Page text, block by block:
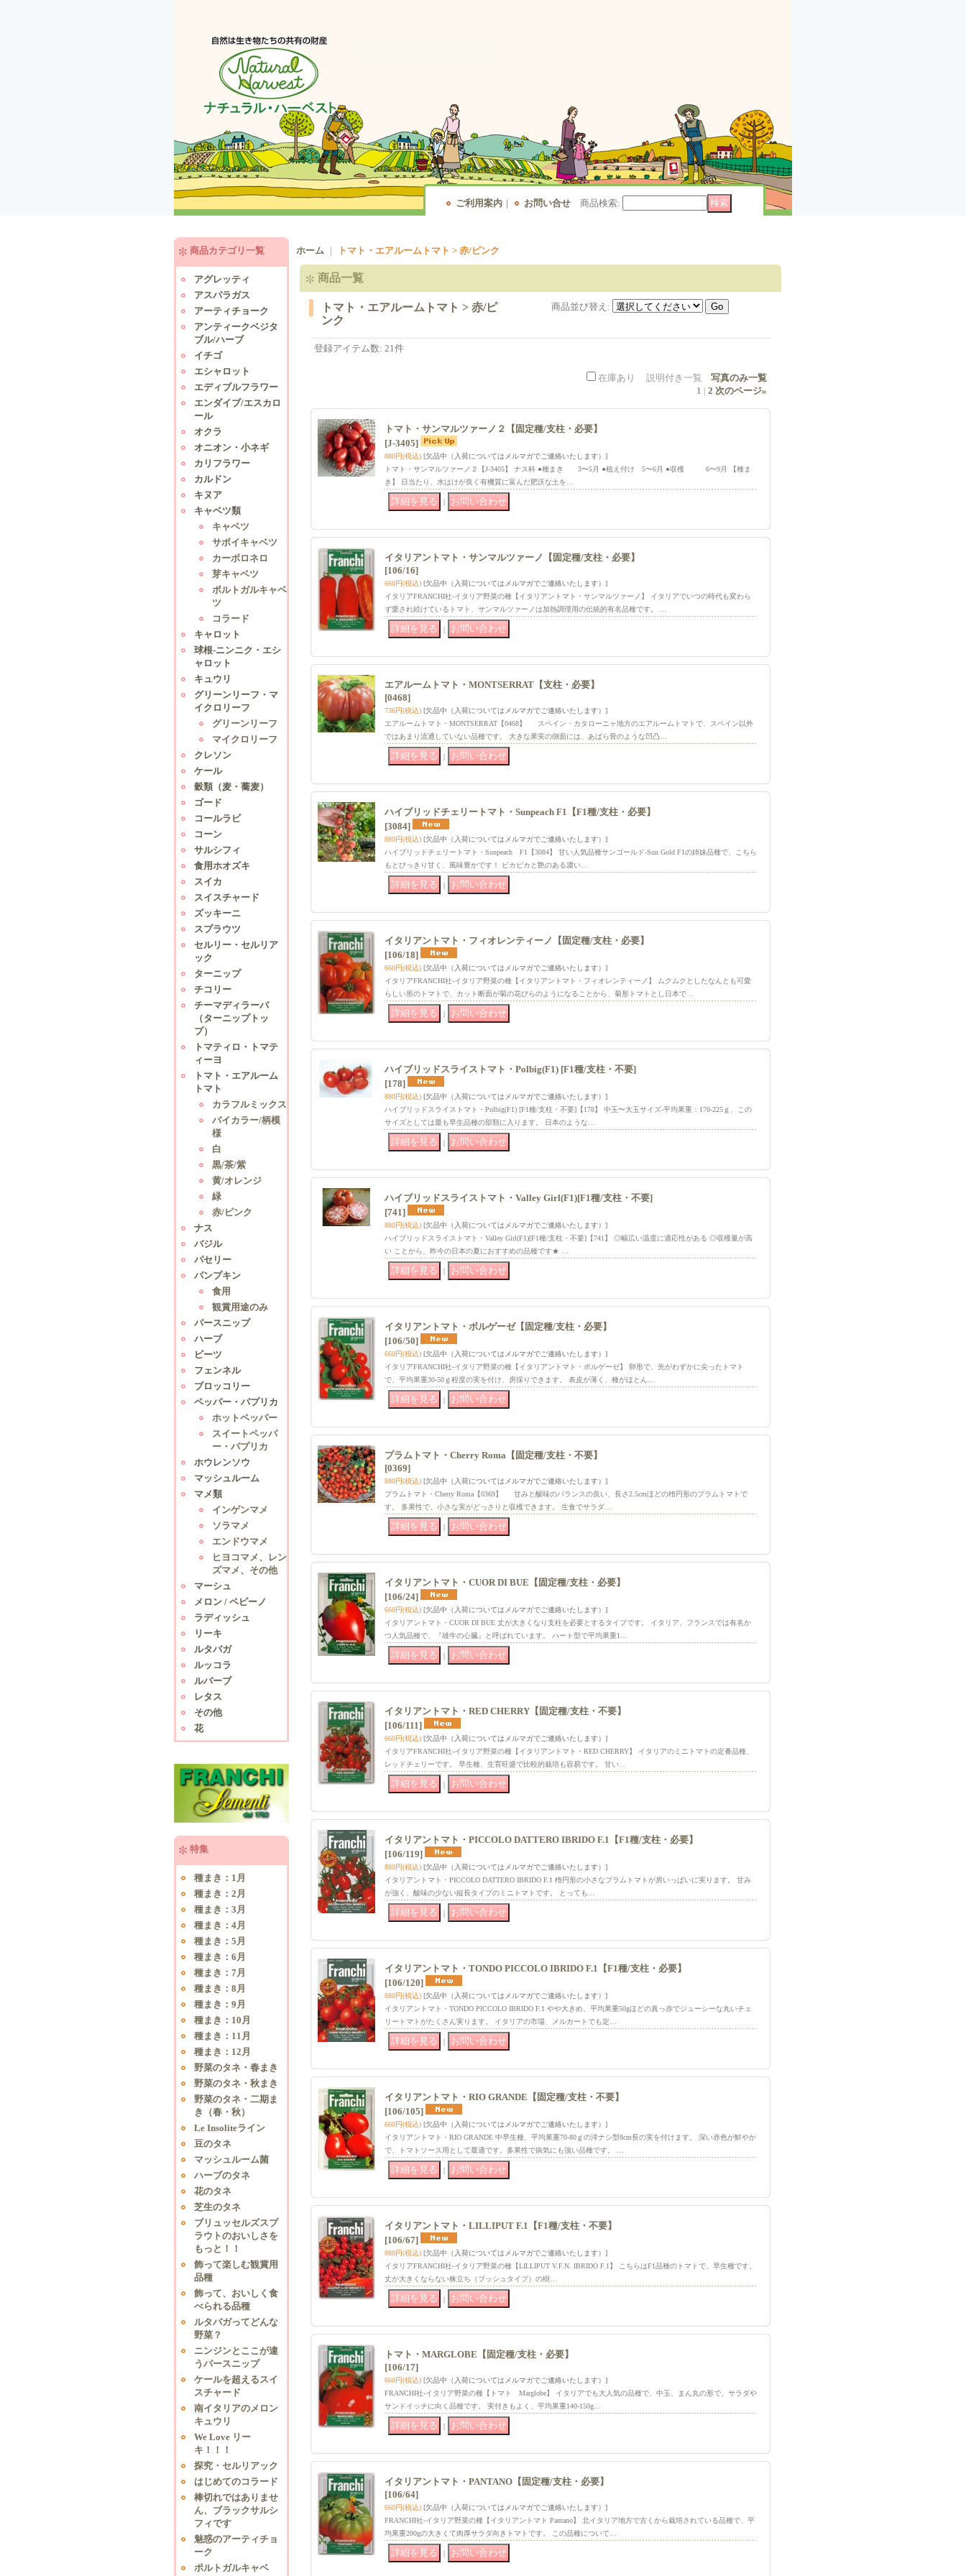
ご利用案内 ｜ お問い合せ 商品検索:
商品カテゴリ一覧
アグレッティ
アスパラガス
アーティチョーク
アンティークベジタ
ブル/ハーブ
イチゴ
エシャロット
エディブルフラワー
エンダイブ/エスカロ
ール
オクラ
オニオン・小ネギ
カリフラワー
カルドン
キヌア
キャベツ類
キャベツ
サボイキャベツ
カーボロネロ
芽キャベツ
ポルトガルキャベ
ツ
コラード
キャロット
球根-ニンニク・エシ
ャロット
キュウリ
グリーンリーフ・マ
イクロリーフ
グリーンリーフ
マイクロリーフ
クレソン
ケール
穀類（麦・蕎麦）
ゴード
コールラビ
コーン
サルシフィ
食用ホオズキ
スイカ
スイスチャード
ズッキーニ
スプラウツ
セルリー・セルリア
ック
ターニップ
チコリー
チーマディラーパ
（ターニップトッ
プ）
トマティロ・トマテ
ィーヨ
トマト・エアルーム
トマト
カラフルミックス
バイカラー/柄模
様
白
黒/茶/紫
黄/オレンジ
緑
赤/ピンク
ナス
バジル
パセリー
パンプキン
食用
観賞用途のみ
パースニップ
ハーブ
ビーツ
フェンネル
ブロッコリー
ペッパー・パプリカ
ホットペッパー
スイートペッパ
ー・パプリカ
ホウレンソウ
マッシュルーム
マメ類
インゲンマメ
ソラマメ
エンドウマメ
ヒヨコマメ、レン
ズマメ、その他
マーシュ
メロン / ペピーノ
ラディッシュ
リーキ
ルタバガ
ルッコラ
ルバーブ
レタス
その他
花
特集
種まき：1月
種まき：2月
種まき：3月
種まき：4月
種まき：5月
種まき：6月
種まき：7月
種まき：8月
種まき：9月
種まき：10月
種まき：11月
種まき：12月
野菜のタネ・春まき
野菜のタネ・秋まき
野菜のタネ・二期ま
き（春・秋）
Le Insoliteライン
豆のタネ
マッシュルーム菌
ハーブのタネ
花のタネ
芝生のタネ
ブリュッセルズスプ
ラウトのおいしさを
もっと！！
飾って楽しむ観賞用
品種
飾って、おいしく食
べられる品種
ルタバガってどんな
野菜？
ニンジンとここが違
うパースニップ
ケールを超えるスイ
スチャード
南イタリアのメロン
キュウリ
We Love リー
キ！！！
探究・セルリアック
はじめてのコラード
棒切れではありませ
ん、ブラックサルシ
フィです
魅惑のアーティチョ
ーク
ポルトガルキャベ
ホーム トマト・エアルームトマト > 赤/ピンク
商品一覧
トマト・エアルームトマト > 赤/ピ
ンク
商品並び替え :
登録アイテム数: 21件
在庫あり 説明付き一覧 写真のみ一覧
1 | 2 次のページ»
トマト・サンマルツァーノ２【固定種/支柱・必要】
[J-3405]
880円(税込) [欠品中（入荷についてはメルマガでご連絡いたします）]
トマト・サンマルツァーノ２【J-3405】 ナス科 ●種まき 3〜5月 ●植え付け 5〜6月 ●収穫 6〜9月 【種ま
き】 日当たり、水はけが良く有機質に富んだ肥沃な土を…
イタリアントマト・サンマルツァーノ【固定種/支柱・必要】
[106/16]
660円(税込) [欠品中（入荷についてはメルマガでご連絡いたします）]
イタリアFRANCHI社-イタリア野菜の種【イタリアントマト・サンマルツァーノ】 イタリアでいつの時代も変わら
ず愛され続けているトマト、サンマルツァーノは加熱調理用の伝統的有名品種です。 …
エアルームトマト・MONTSERRAT【支柱・必要】
[0468]
736円(税込) [欠品中（入荷についてはメルマガでご連絡いたします）]
エアルームトマト・MONTSERRAT【0468】 スペイン・カタローニャ地方のエアルームトマトで、スペイン以外
ではあまり流通していない品種です。 大きな果実の側面には、あばら骨のような凹凸…
ハイブリッドチェリートマト・Sunpeach F1【F1種/支柱・必要】
[3084]
880円(税込) [欠品中（入荷についてはメルマガでご連絡いたします）]
ハイブリッドチェリートマト・Sunpeach F1【3084】 甘い人気品種サンゴールド-Sun Gold F1の姉妹品種で、こちら
もとびっきり甘く、風味豊かです！ ピカピカと艶のある濃い…
イタリアントマト・フィオレンティーノ【固定種/支柱・必要】
[106/18]
660円(税込) [欠品中（入荷についてはメルマガでご連絡いたします）]
イタリアFRANCHI社-イタリア野菜の種【イタリアントマト・フィオレンティーノ】 ムクムクとしたなんとも可愛
らしい形のトマトで、カット断面が菊の花びらのようになることから、菊形トマトとし日本で…
ハイブリッドスライストマト・Polbig(F1) [F1種/支柱・不要]
[178]
880円(税込) [欠品中（入荷についてはメルマガでご連絡いたします）]
ハイブリッドスライストマト・Polbig(F1) [F1種/支柱・不要]【178】 中玉〜大玉サイズ-平均果重：170-225ｇ、この
サイズとしては最も早生品種の部類に入ります。 日本のような…
ハイブリッドスライストマト・Valley Girl(F1)[F1種/支柱・不要]
[741]
880円(税込) [欠品中（入荷についてはメルマガでご連絡いたします）]
ハイブリッドスライストマト・Valley Girl(F1)[F1種/支柱・不要]【741】 ◎幅広い温度に適応性がある ◎収穫量が高
い ことから、昨今の日本の夏におすすめの品種です★ …
イタリアントマト・ボルゲーゼ【固定種/支柱・必要】
[106/50]
660円(税込) [欠品中（入荷についてはメルマガでご連絡いたします）]
イタリアFRANCHI社-イタリア野菜の種【イタリアントマト・ボルゲーゼ】 卵形で、先がわずかに尖ったトマト
で、平均果重30-50ｇ程度の実を付け、房採りできます。 表皮が薄く、種がほとん…
プラムトマト・Cherry Roma【固定種/支柱・不要】
[0369]
880円(税込) [欠品中（入荷についてはメルマガでご連絡いたします）]
プラムトマト・Cherry Roma【0369】 甘みと酸味のバランスの良い、長さ2.5cmほどの楕円形のプラムトマトで
す。 多果性で、小さな実がどっさりと収穫できます。 生食でサラダ…
イタリアントマト・CUOR DI BUE【固定種/支柱・必要】
[106/24]
660円(税込) [欠品中（入荷についてはメルマガでご連絡いたします）]
イタリアントマト・CUOR DI BUE 丈が大きくなり支柱を必要とするタイプです。 イタリア、フランスでは有名か
つ人気品種で、『雄牛の心臓』と呼ばれています。 ハート型で平均果重1…
イタリアントマト・RED CHERRY【固定種/支柱・不要】
[106/111]
660円(税込) [欠品中（入荷についてはメルマガでご連絡いたします）]
イタリアFRANCHI社-イタリア野菜の種【イタリアントマト・RED CHERRY】 イタリアのミニトマトの定番品種、
レッドチェリーです。 早生種、生育旺盛で比較的栽培も容易です。 甘い…
イタリアントマト・PICCOLO DATTERO IBRIDO F.1【F1種/支柱・必要】
[106/119]
880円(税込) [欠品中（入荷についてはメルマガでご連絡いたします）]
イタリアントマト・PICCOLO DATTERO IBRIDO F.1 楕円形の小さなプラムトマトが房いっぱいに実ります。 甘み
が強く、酸味の少ない縦長タイプのミニトマトです。 とっても…
イタリアントマト・TONDO PICCOLO IBRIDO F.1【F1種/支柱・必要】
[106/120]
880円(税込) [欠品中（入荷についてはメルマガでご連絡いたします）]
イタリアントマト・TONDO PICCOLO IBRIDO F.1 やや大きめ、平均果重50gほどの真っ赤でジューシーな丸いチェ
リートマトがたくさん実ります。 イタリアの市場、メルカートでも定…
イタリアントマト・RIO GRANDE【固定種/支柱・不要】
[106/105]
660円(税込) [欠品中（入荷についてはメルマガでご連絡いたします）]
イタリアントマト・RIO GRANDE 中早生種、平均果重70-80ｇの洋ナシ型8cm長の実を付けます。 深い赤色が鮮やか
で、トマトソース用として最適です。多果性で病気にも強い品種です。 …
イタリアントマト・LILLIPUT F.1【F1種/支柱・不要】
[106/67]
880円(税込) [欠品中（入荷についてはメルマガでご連絡いたします）]
イタリアFRANCHI社-イタリア野菜の種【LILLIPUT V.F.N. IBRIDO F.1】 こちらはF1品種のトマトで、早生種です。
丈が大きくならない株立ち（ブッシュタイプ）の樹…
トマト・MARGLOBE【固定種/支柱・必要】
[106/17]
660円(税込) [欠品中（入荷についてはメルマガでご連絡いたします）]
FRANCHI社-イタリア野菜の種【トマト Marglobe】 イタリアでも大人気の品種で、中玉、まん丸の形で、サラダや
サンドイッチに向く品種です。 実付きもよく、平均果重140-150g…
イタリアントマト・PANTANO【固定種/支柱・必要】
[106/64]
660円(税込) [欠品中（入荷についてはメルマガでご連絡いたします）]
FRANCHI社-イタリア野菜の種【イタリアントマト Pantano】 北イタリア地方で古くから栽培されている品種で、平
均果重200gの大きくて肉厚サラダ向きトマトです。 この品種について…